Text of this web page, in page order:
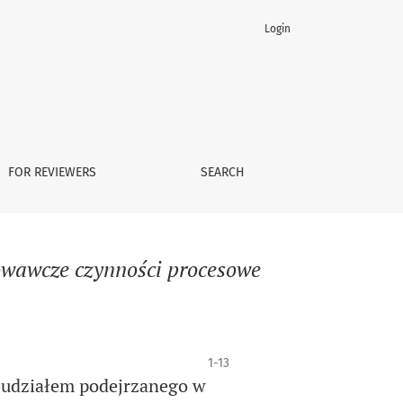
FOR REVIEWERS SEARCH
Login
czynności procesowe
1-13
podejrzanego w